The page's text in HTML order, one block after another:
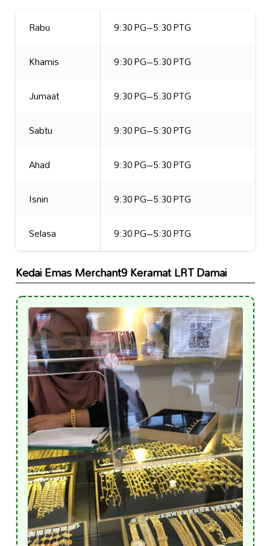
Rabu
9:30 PG–5:30 PTG
Khamis
9:30 PG–5:30 PTG
Jumaat
9:30 PG–5:30 PTG
Sabtu
9:30 PG–5:30 PTG
Ahad
9:30 PG–5:30 PTG
Isnin
9:30 PG–5:30 PTG
Selasa
9:30 PG–5:30 PTG
Kedai Emas Merchant9 Keramat LRT Damai